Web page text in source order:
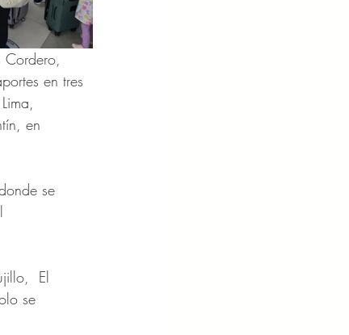
Cordero,
en tres
en
se
El
se